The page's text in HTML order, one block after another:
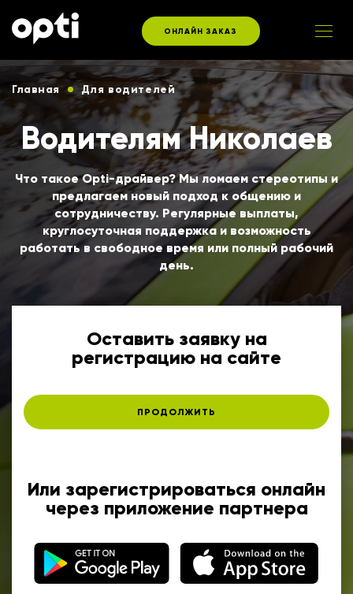
ОНЛАЙН ЗАКАЗ
Главная Для водителей
Водителям Николаев
Что такое Opti-драйвер? Мы ломаем стереотипы и
предлагаем новый подход к общению и
сотрудничеству. Регулярные выплаты,
круглосуточная поддержка и возможность
работать в свободное время или полный рабочий
день.
Оставить заявку на
регистрацию на сайте
ПРОДОЛЖИТЬ
Или зарегистрироваться онлайн
через приложение партнера